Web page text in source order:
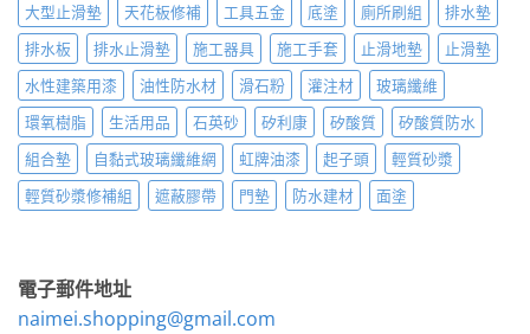
大型止滑墊
天花板修補 工具五金 底塗 廁所刷組
排水墊
排水板
排水止滑墊 施工器具 施工手套 止滑地墊
止滑墊
水性建築用漆
油性防水材 滑石粉 灌注材
玻璃纖維
環氧樹脂
生活用品 石英砂 矽利康 矽酸質
矽酸質防水
組合墊
自黏式玻璃纖維網 虹牌油漆 起子頭
輕質砂漿
輕質砂漿修補組
遮蔽膠帶 門墊 防水建材 面塗
電子郵件地址
naimei.shopping@gmail.com